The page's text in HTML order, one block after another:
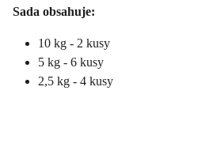
Sada obsahuje:
10 kg - 2 kusy
5 kg - 6 kusy
2,5 kg - 4 kusy